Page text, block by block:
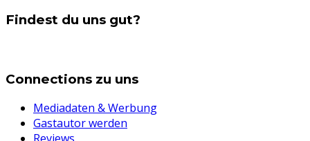
Findest du uns gut?
Connections zu uns
Mediadaten & Werbung
Gastautor werden